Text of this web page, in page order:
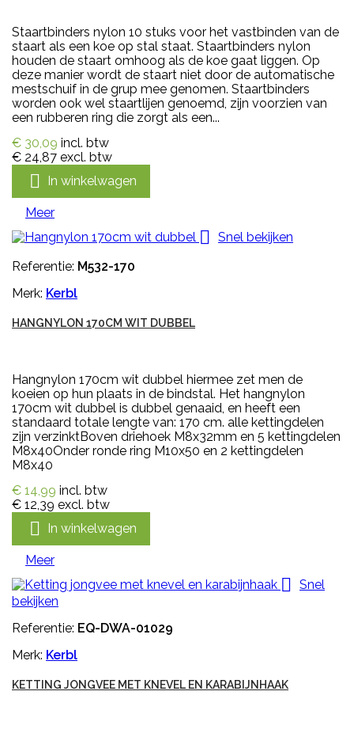
Staartbinders nylon 10 stuks voor het vastbinden van de
staart als een koe op stal staat. Staartbinders nylon
houden de staart omhoog als de koe gaat liggen. Op
deze manier wordt de staart niet door de automatische
mestschuif in de grup mee genomen. Staartbinders
worden ook wel staartlijen genoemd, zijn voorzien van
een rubberen ring die zorgt als een...
€ 30,09 incl. btw
€ 24,87 excl. btw
 In winkelwagen
Meer

Snel bekijken
Referentie: M532-170
Merk: Kerbl
HANGNYLON 170CM WIT DUBBEL
Hangnylon 170cm wit dubbel hiermee zet men de
koeien op hun plaats in de bindstal. Het hangnylon
170cm wit dubbel is dubbel genaaid, en heeft een
standaard totale lengte van: 170 cm. alle kettingdelen
zijn verzinktBoven driehoek M8x32mm en 5 kettingdelen
M8x40Onder ronde ring M10x50 en 2 kettingdelen
M8x40
€ 14,99 incl. btw
€ 12,39 excl. btw
 In winkelwagen
Meer

Snel
bekijken
Referentie: EQ-DWA-01029
Merk: Kerbl
KETTING JONGVEE MET KNEVEL EN KARABIJNHAAK